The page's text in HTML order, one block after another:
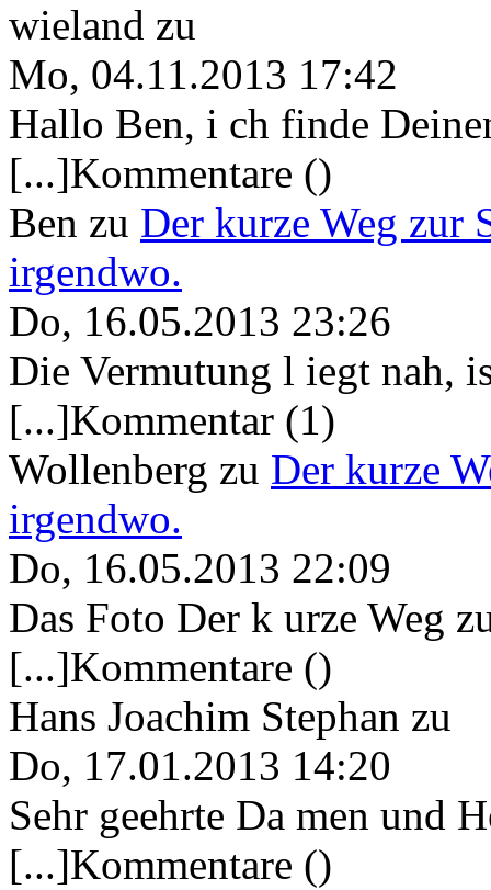
wieland zu
Mo, 04.11.2013 17:42
Hallo Ben, i ch finde
[...]Kommentare ()
Ben zu Der kurze Weg zur
irgendwo.
Do, 16.05.2013 23:26
Die Vermutung l iegt nah,
[...]Kommentar (1)
Wollenberg zu Der kurze
irgendwo.
Do, 16.05.2013 22:09
Das Foto Der k urze Weg
[...]Kommentare ()
Hans Joachim Stephan zu
Do, 17.01.2013 14:20
Sehr geehrte Da men und
[...]Kommentare ()